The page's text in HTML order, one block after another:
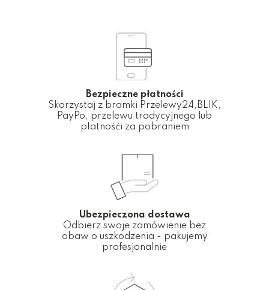
Bezpieczne płatności
Skorzystaj z bramki Przelewy24,BLIK,
PayPo, przelewu tradycyjnego lub
płatnośći za pobraniem
Ubezpieczona dostawa
Odbierz swoje zamówienie bez
obaw o uszkodzenia - pakujemy
profesjonalnie